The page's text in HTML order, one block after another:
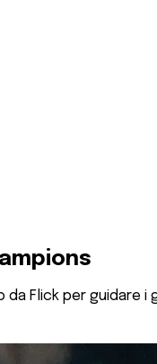
Flick per guidare i